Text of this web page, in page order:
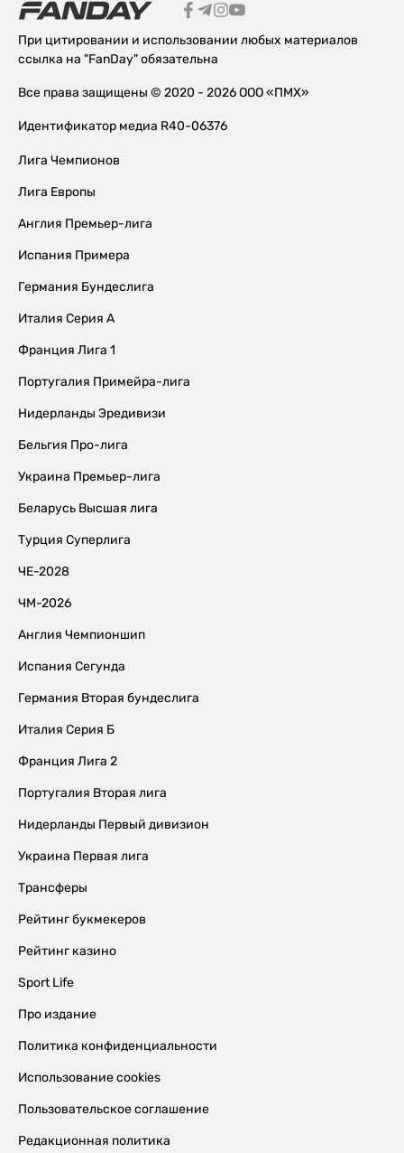
При цитировании и использовании любых материалов
ссылка на "FanDay" обязательна
Все права защищены © 2020 - 2026 ООО «ПМХ»
Идентификатор медиа R40-06376
Лига Чемпионов
Лига Европы
Англия Премьер-лига
Испания Примера
Германия Бундеслига
Италия Серия А
Франция Лига 1
Португалия Примейра-лига
Нидерланды Эредивизи
Бельгия Про-лига
Украина Премьер-лига
Беларусь Высшая лига
Турция Суперлига
ЧЕ-2028
ЧМ-2026
Англия Чемпионшип
Испания Сегунда
Германия Вторая бундеслига
Италия Серия Б
Франция Лига 2
Португалия Вторая лига
Нидерланды Первый дивизион
Украина Первая лига
Трансферы
Рейтинг букмекеров
Рейтинг казино
Sport Life
Про издание
Политика конфиденциальности
Использование cookies
Пользовательское соглашение
Редакционная политика